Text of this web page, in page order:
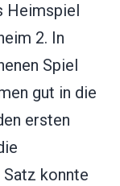
Heimspiel
2. In
Spiel
gut in die
ersten
Satz konnte